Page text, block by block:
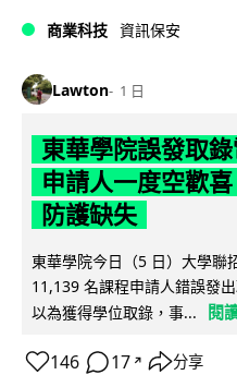
商業科技 資訊保安
Lawton 1 日
東華學院誤發取
申請人一度空歡
防護缺失
東華學院今日（5 日）大學聯
11,139 名課程申請人錯誤發
以為獲得學位取錄，事...
閱
146 17 ↗ 分享